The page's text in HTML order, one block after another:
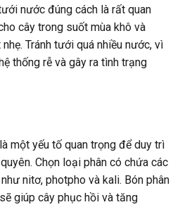
nước đúng cách là rất quan
cây trong suốt mùa khô và
Tránh tưới quá nhiều nước, vì
thống rễ và gây ra tình trạng
một yếu tố quan trọng để duy trì
Chọn loại phân có chứa các
nitơ, photpho và kali. Bón phân
giúp cây phục hồi và tăng